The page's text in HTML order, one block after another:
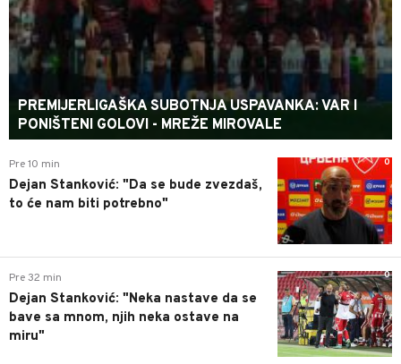
PREMIJERLIGAŠKA SUBOTNJA USPAVANKA: VAR I
PONIŠTENI GOLOVI - MREŽE MIROVALE
0
Pre 10 min
Dejan Stanković: "Da se bude zvezdaš,
to će nam biti potrebno"
0
Pre 32 min
Dejan Stanković: "Neka nastave da se
bave sa mnom, njih neka ostave na
miru"